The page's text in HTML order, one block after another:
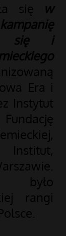
się
w
się i
Era i
Instytut
Institut,
było
rangi